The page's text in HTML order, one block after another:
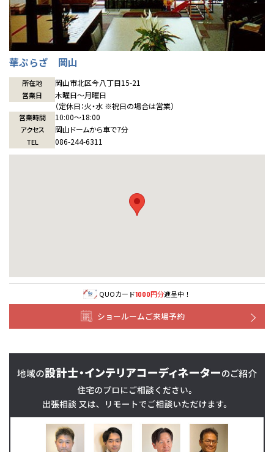
華ぷらざ 岡山
所在地 岡山市北区今八丁目15-21
営業日
木曜日〜月曜日
（定休日：火・水 ※祝日の場合は営業）
営業時間 10:00〜18:00
アクセス 岡山ドームから車で7分
TEL 086-244-6311
QUOカード1000円分進呈中！
ショールームご来場予約
道南
道東
岩手
山形
宮城
福島
山梨
長野
富山
石川
福井
東京
神奈川
埼玉
千葉
茨城
東海
愛知
岐阜
静岡
三重
近畿
大阪
京都
兵庫
中国・四国
岡山
香川
高知
九州
福岡
沖縄
分譲マンション
応します。お気軽にご相談ください。
道南
函館
室蘭
道東
岩手県
盛岡
北上
山形県
山形
宮城県
仙台
福島県
郡山
福島
いわき
会津
山梨県
甲府
長野県
長野
富山県
富山
石川県
金沢
福井県
福井
東京都
世田谷
八王子
神奈川県
横浜
埼玉県
埼玉
所沢
千葉県
千葉
柏
東海
愛知県
名古屋
豊橋
岐阜県
岐阜
静岡県
静岡
浜松
三重県
四日市
近畿
京都府
京都
兵庫県
姫路
奈良県
中国・四国
岡山県
岡山
香川県
高松
愛媛県
松山
九州
福岡県
福岡